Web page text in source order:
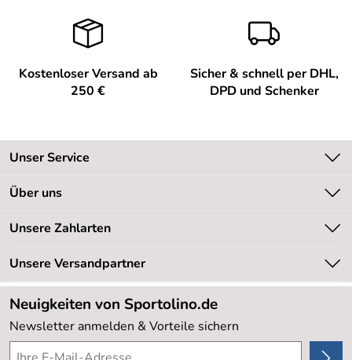
Kostenloser Versand ab
250 €
Sicher & schnell per DHL,
DPD und Schenker
Unser Service
Kontakt
Newsletter
Retourenabwicklung
Lieferbedingungen
Kundenlogin
Über uns
Unsere Bestseller
Neu
Sale %
Kundenbewertungen (20.178)
4,8/5*****
Unsere Zahlarten
Unsere Versandpartner
Neuigkeiten von Sportolino.de
Newsletter anmelden & Vorteile sichern